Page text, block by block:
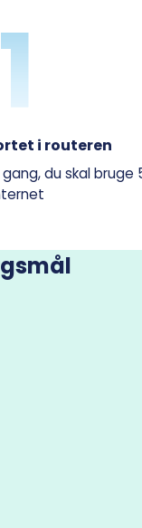
1
i routeren
du skal bruge